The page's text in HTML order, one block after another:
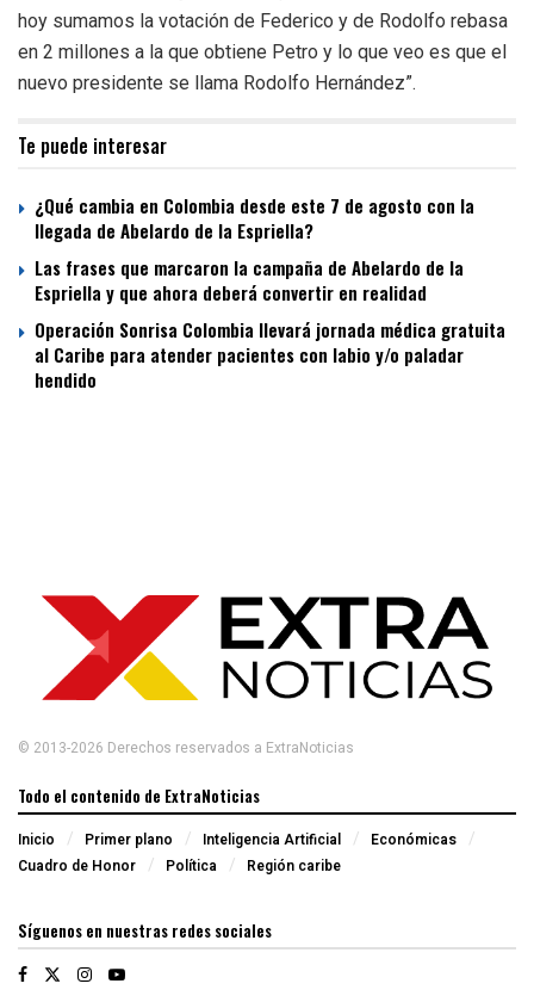
hoy sumamos la votación de Federico y de Rodolfo rebasa
en 2 millones a la que obtiene Petro y lo que veo es que el
nuevo presidente se llama Rodolfo Hernández”.
Te puede interesar
¿Qué cambia en Colombia desde este 7 de agosto con la
llegada de Abelardo de la Espriella?
Las frases que marcaron la campaña de Abelardo de la
Espriella y que ahora deberá convertir en realidad
Operación Sonrisa Colombia llevará jornada médica gratuita
al Caribe para atender pacientes con labio y/o paladar
hendido
© 2013-2026 Derechos reservados a ExtraNoticias
Todo el contenido de ExtraNoticias
Inicio Primer plano Inteligencia Artificial
Económicas
Cuadro de Honor
Política Región caribe
Síguenos en nuestras redes sociales